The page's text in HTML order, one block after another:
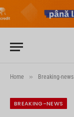
Home » Breaking-news
BREAKING-NEWS